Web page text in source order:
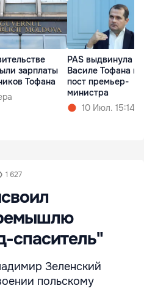
зарплаты
Тофана
PAS выдвинула
Василе Тофана на
пост премьер-
министра
10 Июл. 15:14
1 627
спаситель"
Зеленский
польскому